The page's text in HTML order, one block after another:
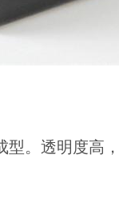
型。透明度高